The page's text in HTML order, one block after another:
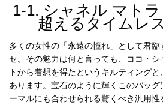
新
製
お
す
す
1-1. シャネル マト
超えるタイムレ
多くの女性の「永遠の憧れ」として君
セ。その魅力は何と言っても、ココ・
トから着想を得たというキルティング
あります。宝石のように輝くこのバッ
ーマルにも合わせられる驚くべき汎用性